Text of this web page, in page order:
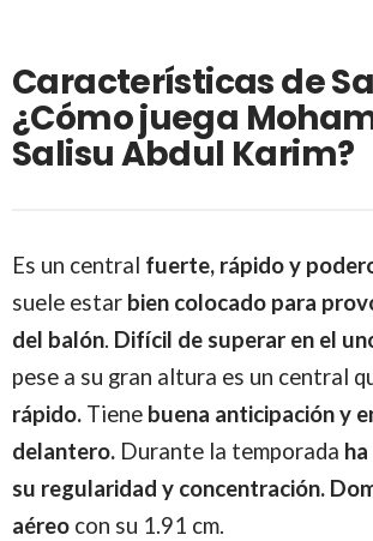
Características de
¿Cómo juega
Salisu Abdul Karim?
Es un central fuerte, rápido y
suele estar bien colocado para
del balón. Difícil de superar en el
pese a su gran altura es un central
rápido. Tiene buena anticipación y
delantero. Durante la temporada
su regularidad y concentración.
aéreo con su 1.91 cm.